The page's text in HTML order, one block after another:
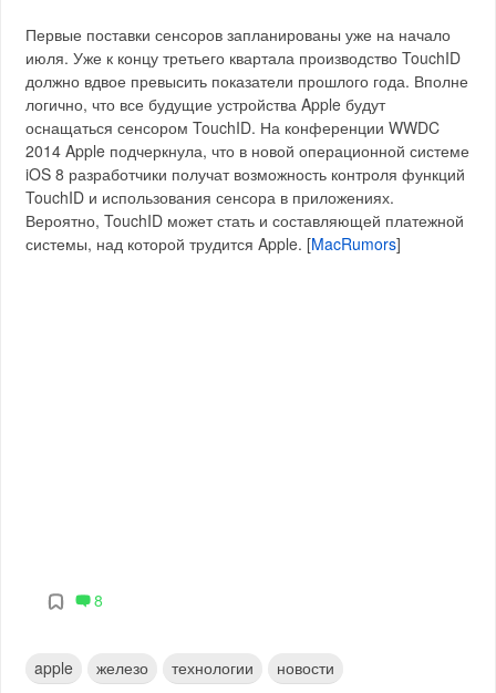
Первые поставки сенсоров запланированы уже на начало
июля. Уже к концу третьего квартала производство TouchID
должно вдвое превысить показатели прошлого года. Вполне
логично, что все будущие устройства Apple будут
оснащаться сенсором TouchID. На конференции WWDC
2014 Apple подчеркнула, что в новой операционной системе
iOS 8 разработчики получат возможность контроля функций
TouchID и использования сенсора в приложениях.
Вероятно, TouchID может стать и составляющей платежной
системы, над которой трудится Apple. [MacRumors]
8
apple железо технологии новости